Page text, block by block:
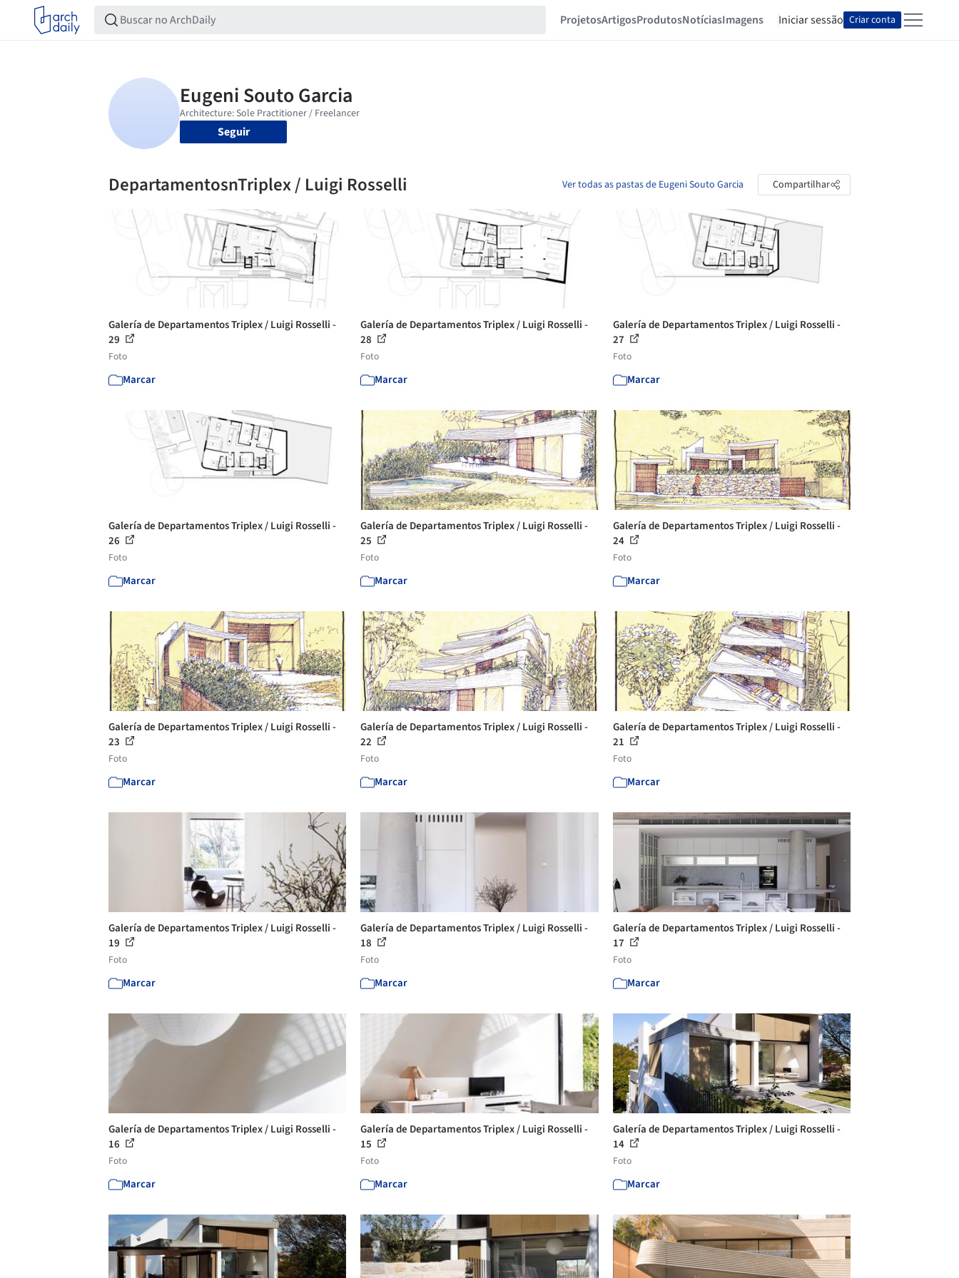
ProjetosArtigosProdutosNotíciasImagens Iniciar sessão Criar conta
Seguir
DepartamentosnTriplex / Luigi Rosselli Ver todas as pastas de Eugeni Souto Garcia Compartilhar
Galería de Departamentos Triplex / Luigi Rosselli -
29
Foto
Marcar
Galería de Departamentos Triplex / Luigi Rosselli -
28
Foto
Marcar
Galería de Departamentos Triplex / Luigi Rosselli -
27
Foto
Marcar
Galería de Departamentos Triplex / Luigi Rosselli -
26
Foto
Marcar
Galería de Departamentos Triplex / Luigi Rosselli -
25
Foto
Marcar
Galería de Departamentos Triplex / Luigi Rosselli -
24
Foto
Marcar
Galería de Departamentos Triplex / Luigi Rosselli -
23
Foto
Marcar
Galería de Departamentos Triplex / Luigi Rosselli -
22
Foto
Marcar
Galería de Departamentos Triplex / Luigi Rosselli -
21
Foto
Marcar
Galería de Departamentos Triplex / Luigi Rosselli -
19
Foto
Marcar
Galería de Departamentos Triplex / Luigi Rosselli -
18
Foto
Marcar
Galería de Departamentos Triplex / Luigi Rosselli -
17
Foto
Marcar
Galería de Departamentos Triplex / Luigi Rosselli -
16
Foto
Marcar
Galería de Departamentos Triplex / Luigi Rosselli -
15
Foto
Marcar
Galería de Departamentos Triplex / Luigi Rosselli -
14
Foto
Marcar